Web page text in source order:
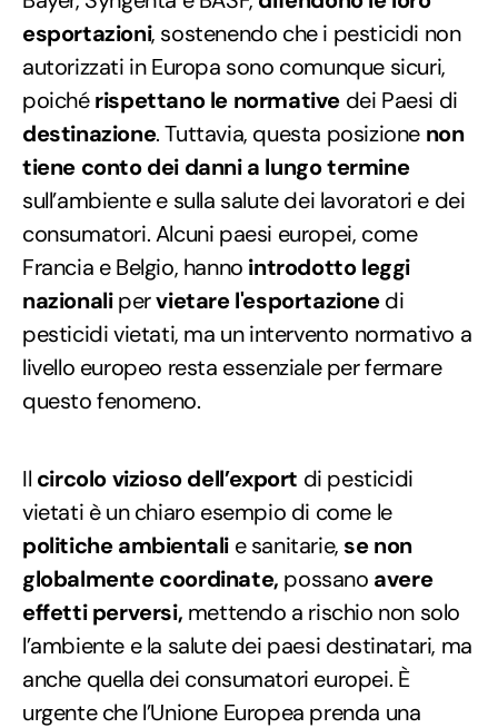
esportazioni, sostenendo che i pesticidi non
autorizzati in Europa sono comunque sicuri,
poichérispettano le normative dei Paesi di
destinazione. Tuttavia, questa posizione non
tiene conto dei danni a lungo termine
sull’ambiente e sulla salute dei lavoratori e dei
consumatori. Alcuni paesi europei, come
Francia e Belgio, hanno introdotto leggi
nazionalipervietare l'esportazionedi
pesticidi vietati, ma un intervento normativo a
livello europeo resta essenziale per fermare
questo fenomeno.
Il circolo vizioso dell’export di pesticidi
vietati è un chiaro esempio di come le
politiche ambientali e sanitarie, se non
globalmente coordinate, possano avere
effetti perversi, mettendo a rischio non solo
l’ambiente e la salute dei paesi destinatari, ma
anche quella dei consumatori europei. È
urgente che l’Unione Europea prenda una